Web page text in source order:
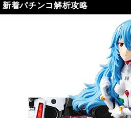
新着パチンコ解析攻略